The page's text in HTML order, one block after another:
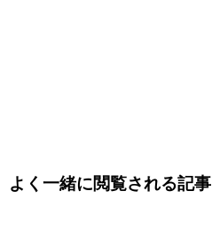
よく一緒に閲覧される記事